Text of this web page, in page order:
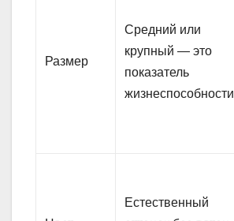
Размер
Средний или
крупный — это
показатель
жизнеспособности
Естественный